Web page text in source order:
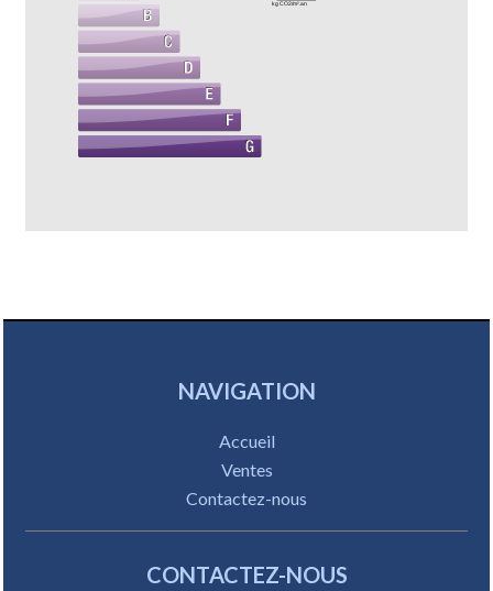
kg CO2/m².an
NAVIGATION
Accueil
Ventes
Contactez-nous
CONTACTEZ-NOUS